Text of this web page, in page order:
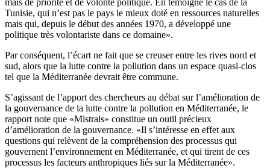
Tunisie, qui n’est pas le pays le mieux doté en ressources naturelles
mais qui, depuis le début des années 1970, a développé une
politique très volontariste dans ce domaine».
Par conséquent, l’écart ne fait que se creuser entre les rives nord et
sud, alors que la lutte contre la pollution dans un espace quasi-clos
tel que la Méditerranée devrait être commune.
S’agissant de l’apport des chercheurs au débat sur l’amélioration de
la gouvernance de la lutte contre la pollution en Méditerranée, le
rapport note que «Mistrals» constitue un outil précieux
d’amélioration de la gouvernance. «Il s’intéresse en effet aux
questions qui relèvent de la compréhension des processus qui
gouvernent l’environnement en Méditerranée, et qui tirent de ces
processus les facteurs anthropiques liés sur la Méditerranée».